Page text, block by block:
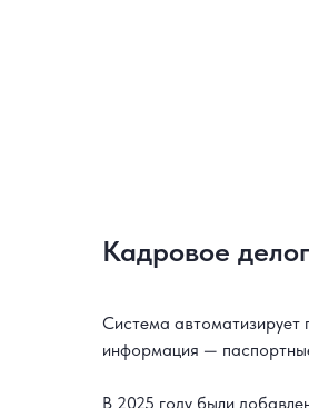
Кадровое
Система автоматизирует
информация —
В 2025 году были